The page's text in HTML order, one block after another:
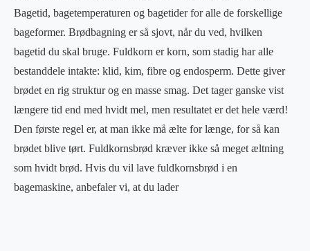
Bagetid, bagetemperaturen og bagetider for alle de forskellige
bageformer. Brødbagning er så sjovt, når du ved, hvilken
bagetid du skal bruge. Fuldkorn er korn, som stadig har alle
bestanddele intakte: klid, kim, fibre og endosperm. Dette giver
brødet en rig struktur og en masse smag. Det tager ganske vist
længere tid end med hvidt mel, men resultatet er det hele værd!
Den første regel er, at man ikke må ælte for længe, for så kan
brødet blive tørt. Fuldkornsbrød kræver ikke så meget æltning
som hvidt brød. Hvis du vil lave fuldkornsbrød i en
bagemaskine, anbefaler vi, at du lader